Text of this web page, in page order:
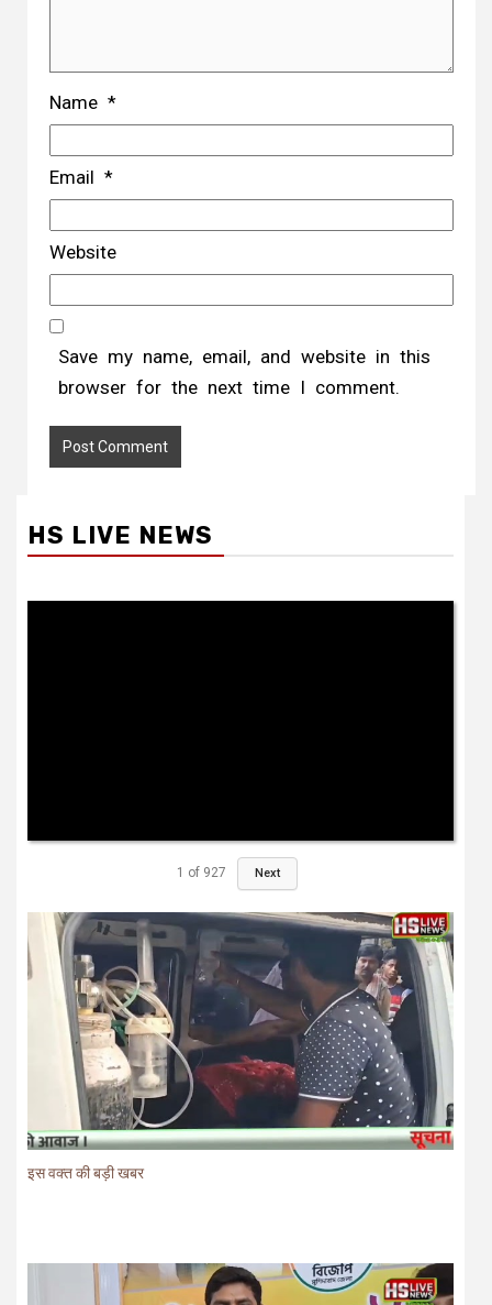
Name *
Email *
Website
Save my name, email, and website in this
browser for the next time I comment.
HS LIVE NEWS
1 of 927 Next
इस वक्त की बड़ी खबर